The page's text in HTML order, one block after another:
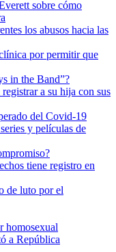
sobre cómo
los abusos hacia las
por permitir que
in the Band”?
a su hija con sus
del Covid-19
y películas de
tiene registro en
de luto por el
homosexual
a República